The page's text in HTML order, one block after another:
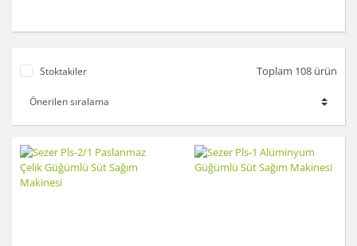
Stoktakiler Toplam 108 ürün